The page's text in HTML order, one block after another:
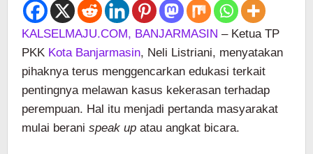
KALSELMAJU.COM, BANJARMASIN– Ketua TP
PKKKota Banjarmasin, Neli Listriani, menyatakan
pihaknya terus menggencarkan edukasi terkait
pentingnya melawan kasus kekerasan terhadap
perempuan. Hal itu menjadi pertanda masyarakat
mulai beranispeak upatau angkat bicara.